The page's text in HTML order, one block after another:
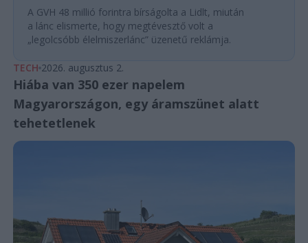
A GVH 48 millió forintra bírságolta a Lidlt, miután
a lánc elismerte, hogy megtévesztő volt a
„legolcsóbb élelmiszerlánc” üzenetű reklámja.
TECH 2026. augusztus 2.
Hiába van 350 ezer napelem
Magyarországon, egy áramszünet alatt
tehetetlenek